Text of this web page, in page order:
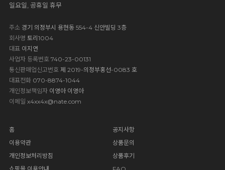
일요일, 공휴일 휴무
주소 경기 의정부시 용현동 554-4 신안빌딩 3층
회사명 토리1004
대표이지연
사업자 등록번호 740-23-00131
통신판매업신고번호 제 2019-의정부홍선-0083 호
대표전화 070-8874-1044
개인정보책임자이영아 이영아
이메일 x4xx4x@nate.com
홈
이용약관
개인정보처리방침
공지사항
상품문의
상품후기